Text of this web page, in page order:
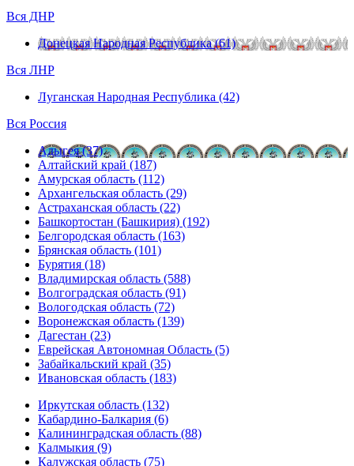
Вся ДНР
Донецкая Народная Республика (61)
Вся ЛНР
Луганская Народная Республика (42)
Вся Россия
Адыгея (37)
Алтайский край (187)
Амурская область (112)
Архангельская область (29)
Астраханская область (22)
Башкортостан (Башкирия) (192)
Белгородская область (163)
Брянская область (101)
Бурятия (18)
Владимирская область (588)
Волгоградская область (91)
Вологодская область (72)
Воронежская область (139)
Дагестан (23)
Еврейская Автономная Область (5)
Забайкальский край (35)
Ивановская область (183)
Иркутская область (132)
Кабардино-Балкария (6)
Калининградская область (88)
Калмыкия (9)
Калужская область (75)